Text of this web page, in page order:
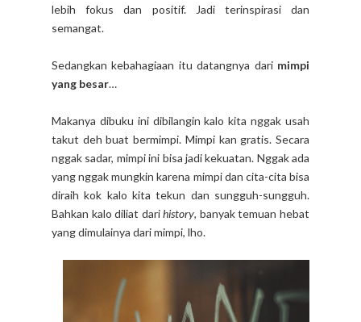
lebih fokus dan positif. Jadi terinspirasi dan
semangat.
Sedangkan kebahagiaan itu datangnya dari mimpi
yang besar…
Makanya dibuku ini dibilangin kalo kita nggak usah
takut deh buat bermimpi. Mimpi kan gratis. Secara
nggak sadar, mimpi ini bisa jadi kekuatan. Nggak ada
yang nggak mungkin karena mimpi dan cita-cita bisa
diraih kok kalo kita tekun dan sungguh-sungguh.
Bahkan kalo diliat darihistory, banyak temuan hebat
yang dimulainya dari mimpi, lho.